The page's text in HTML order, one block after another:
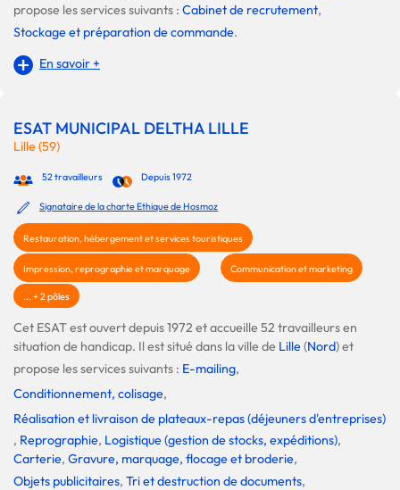
propose les services suivants : Cabinet de recrutement,
Stockage et préparation de commande.
En savoir +
ESAT MUNICIPAL DELTHA LILLE
Lille (59)
52 travailleurs Depuis 1972
Signataire de la charte Ethique de Hosmoz
Restauration, hébergement et services touristiques
Impression, reprographie et marquage Communication et marketing
... + 2 pôles
Cet ESAT est ouvert depuis 1972 et accueille 52 travailleurs en
situation de handicap. Il est situé dans la ville de Lille(Nord) et
propose les services suivants : E-mailing,
Conditionnement, colisage,
Réalisation et livraison de plateaux-repas (déjeuners d'entreprises)
, Reprographie, Logistique (gestion de stocks, expéditions),
Carterie, Gravure, marquage, flocage et broderie,
Objets publicitaires, Tri et destruction de documents,